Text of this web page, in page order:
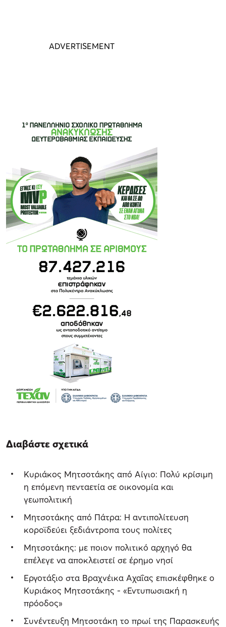
Διαβάστε σχετικά
Κυριάκος Μητσοτάκης από Αίγιο: Πολύ κρίσιμη
η επόμενη πενταετία σε οικονομία και
γεωπολιτική
Μητσοτάκης από Πάτρα: Η αντιπολίτευση
κοροϊδεύει ξεδιάντροπα τους πολίτες
Μητσοτάκης: με ποιον πολιτικό αρχηγό θα
επέλεγε να αποκλειστεί σε έρημο νησί
Εργοτάξιο στα Βραχνέικα Αχαΐας επισκέφθηκε ο
Κυριάκος Μητσοτάκης - «Εντυπωσιακή η
πρόοδος»
Συνέντευξη Μητσοτάκη το πρωί της Παρασκευής